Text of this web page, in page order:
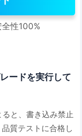
全性100%
ードを実行して
ると、書き込み禁止
質テストに合格し